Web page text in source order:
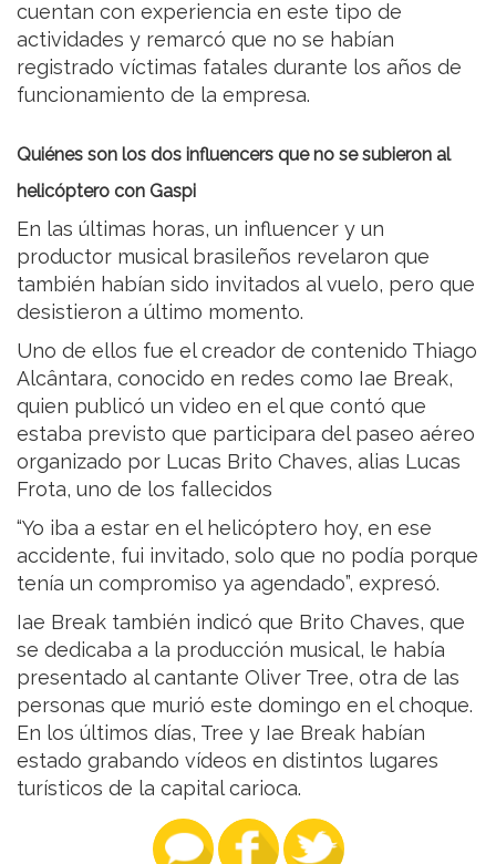
cuentan con experiencia en este tipo de
actividades y remarcó que no se habían
registrado víctimas fatales durante los años de
funcionamiento de la empresa.
Quiénes son los dos influencers que no se subieron al
helicóptero con Gaspi
En las últimas horas, un influencer y un
productor musical brasileños revelaron que
también habían sido invitados al vuelo, pero que
desistieron a último momento.
Uno de ellos fue el creador de contenido Thiago
Alcântara, conocido en redes como Iae Break,
quien publicó un video en el que contó que
estaba previsto que participara del paseo aéreo
organizado por Lucas Brito Chaves, alias Lucas
Frota, uno de los fallecidos
“Yo iba a estar en el helicóptero hoy, en ese
accidente, fui invitado, solo que no podía porque
tenía un compromiso ya agendado”, expresó.
Iae Break también indicó que Brito Chaves, que
se dedicaba a la producción musical, le había
presentado al cantante Oliver Tree, otra de las
personas que murió este domingo en el choque.
En los últimos días, Tree y Iae Break habían
estado grabando vídeos en distintos lugares
turísticos de la capital carioca.